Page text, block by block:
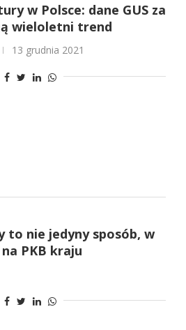
w Polsce: dane GUS za
wieloletni trend
13 grudnia 2021
to nie jedyny sposób, w
PKB kraju